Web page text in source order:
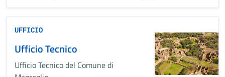
UFFICIO
Ufficio Tecnico
Ufficio Tecnico del Comune di